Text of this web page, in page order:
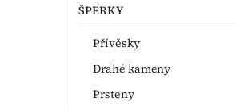
ŠPERKY
Přívěsky
Drahé kameny
Prsteny